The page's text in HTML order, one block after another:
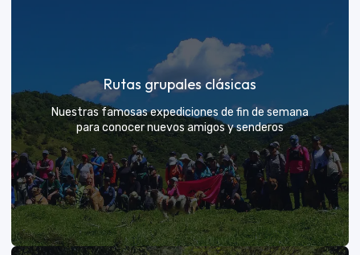
Rutas grupales clásicas
Nuestras famosas expediciones de fin de semana
para conocer nuevos amigos y senderos